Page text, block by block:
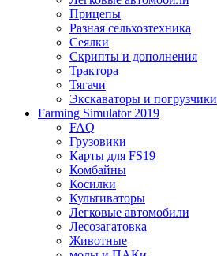
Прицепы
Разная сельхозтехника
Сеялки
Скрипты и дополнения
Трактора
Тягачи
Экскаваторы и погрузчики
Farming Simulator 2019
FAQ
Грузовики
Карты для FS19
Комбайны
Косилки
Культиваторы
Легковые автомобили
Лесозагатовка
Животные